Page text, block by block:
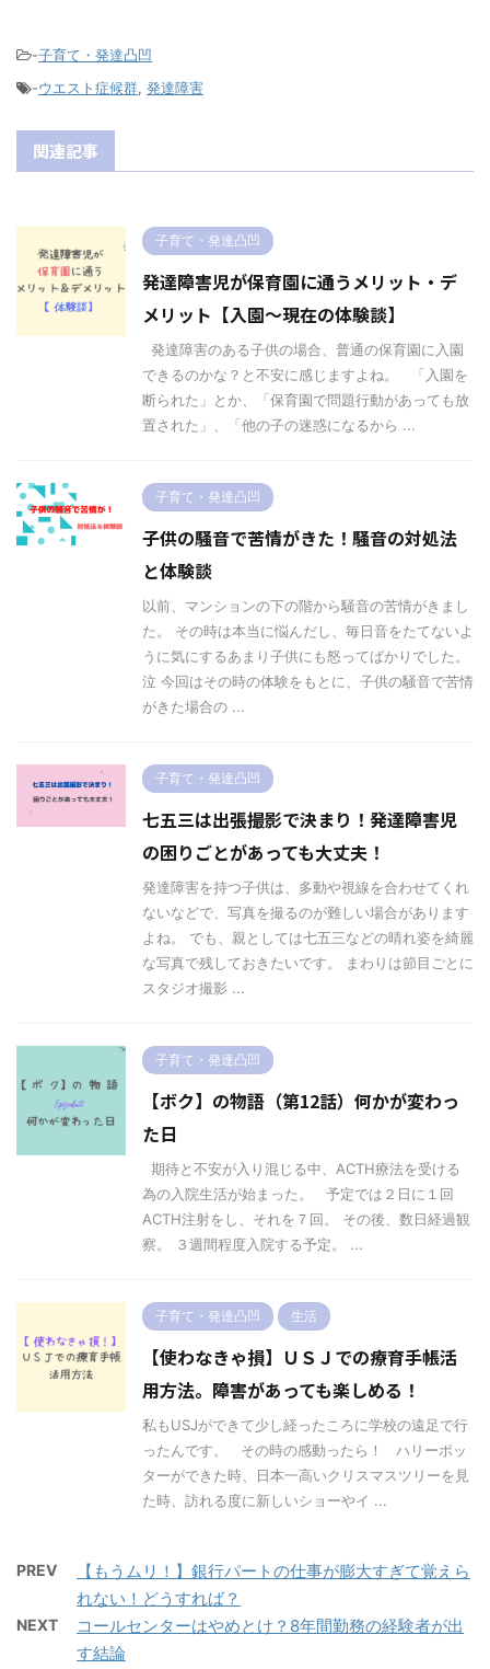
-子育て・発達凸凹
-ウエスト症候群, 発達障害
関連記事
子育て・発達凸凹
発達障害児が保育園に通うメリット・デ
メリット【入園〜現在の体験談】
発達障害のある子供の場合、普通の保育園に入園
できるのかな？と不安に感じますよね。 「入園を
断られた」とか、「保育園で問題行動があっても放
置された」、「他の子の迷惑になるから ...
子育て・発達凸凹
子供の騒音で苦情がきた！騒音の対処法
と体験談
以前、マンションの下の階から騒音の苦情がきまし
た。 その時は本当に悩んだし、毎日音をたてないよ
うに気にするあまり子供にも怒ってばかりでした。
泣 今回はその時の体験をもとに、子供の騒音で苦情
がきた場合の ...
子育て・発達凸凹
七五三は出張撮影で決まり！発達障害児
の困りごとがあっても大丈夫！
発達障害を持つ子供は、多動や視線を合わせてくれ
ないなどで、写真を撮るのが難しい場合があります
よね。 でも、親としては七五三などの晴れ姿を綺麗
な写真で残しておきたいです。 まわりは節目ごとに
スタジオ撮影 ...
子育て・発達凸凹
【ボク】の物語（第12話）何かが変わっ
た日
期待と不安が入り混じる中、ACTH療法を受ける
為の入院生活が始まった。 予定では２日に１回
ACTH注射をし、それを７回。 その後、数日経過観
察。 ３週間程度入院する予定。 ...
子育て・発達凸凹 生活
【使わなきゃ損】ＵＳＪでの療育手帳活
用方法。障害があっても楽しめる！
私もUSJができて少し経ったころに学校の遠足で行
ったんです。 その時の感動ったら！ ハリーポッ
ターができた時、日本一高いクリスマスツリーを見
た時、訪れる度に新しいショーやイ ...
PREV
【もうムリ！】銀行パートの仕事が膨大すぎて覚えら
れない！どうすれば？
NEXT
コールセンターはやめとけ？8年間勤務の経験者が出
す結論